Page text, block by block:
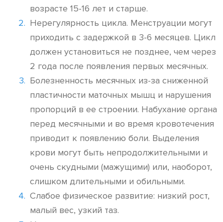
возрасте 15-16 лет и старше.
Нерегулярность цикла. Менструации могут
приходить с задержкой в 3-6 месяцев. Цикл
должен установиться не позднее, чем через
2 года после появления первых месячных.
Болезненность месячных из-за сниженной
пластичности маточных мышц и нарушения
пропорций в ее строении. Набухание органа
перед месячными и во время кровотечения
приводит к появлению боли. Выделения
крови могут быть непродолжительными и
очень скудными (мажущими) или, наоборот,
слишком длительными и обильными.
Слабое физическое развитие: низкий рост,
малый вес, узкий таз.